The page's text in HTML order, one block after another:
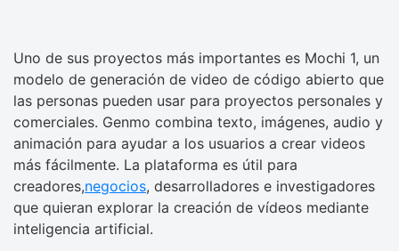
Uno de sus proyectos más importantes es Mochi 1, un
modelo de generación de video de código abierto que
las personas pueden usar para proyectos personales y
comerciales. Genmo combina texto, imágenes, audio y
animación para ayudar a los usuarios a crear videos
más fácilmente. La plataforma es útil para
creadores,negocios, desarrolladores e investigadores
que quieran explorar la creación de vídeos mediante
inteligencia artificial.